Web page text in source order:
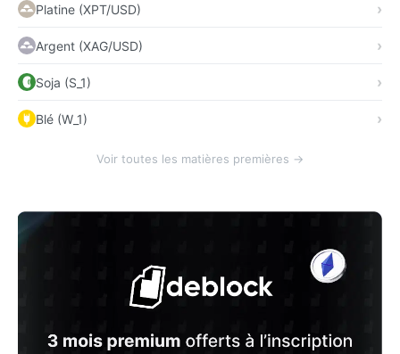
Platine (XPT/USD)
Argent (XAG/USD)
Soja (S_1)
Blé (W_1)
Voir toutes les matières premières →